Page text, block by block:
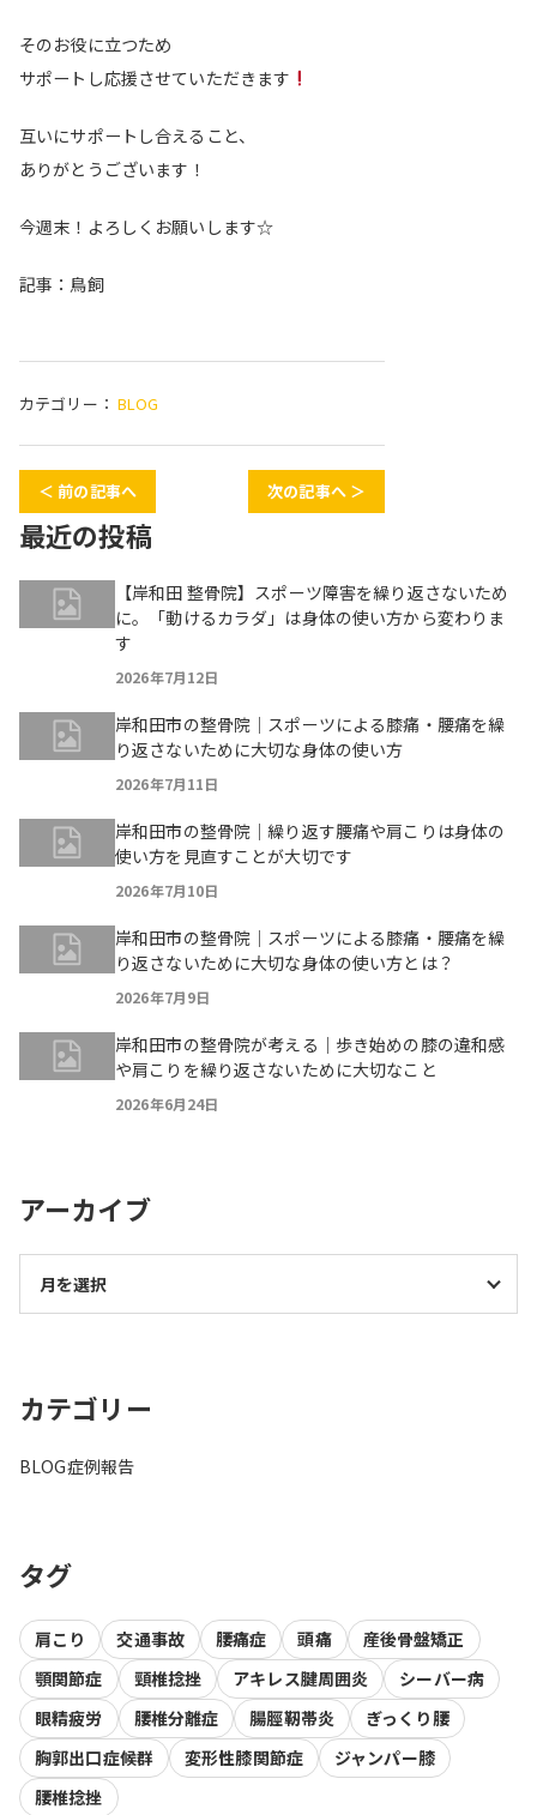
そのお役に立つため
サポートし応援させていただきます
互いにサポートし合えること、
ありがとうございます！
今週末！よろしくお願いします☆
記事：鳥飼
カテゴリー： BLOG
＜ 前の記事へ 次の記事へ ＞
最近の投稿
【岸和田 整骨院】スポーツ障害を繰り返さないため
に。「動けるカラダ」は身体の使い方から変わりま
す
2026年7月12日
岸和田市の整骨院｜スポーツによる膝痛・腰痛を繰
り返さないために大切な身体の使い方
2026年7月11日
岸和田市の整骨院｜繰り返す腰痛や肩こりは身体の
使い方を見直すことが大切です
2026年7月10日
岸和田市の整骨院｜スポーツによる膝痛・腰痛を繰
り返さないために大切な身体の使い方とは？
2026年7月9日
岸和田市の整骨院が考える｜歩き始めの膝の違和感
や肩こりを繰り返さないために大切なこと
2026年6月24日
アーカイブ
カテゴリー
BLOG症例報告
タグ
肩こり 交通事故 腰痛症 頭痛
産後骨盤矯正
顎関節症
頸椎捻挫 アキレス腱周囲炎
シーバー病
眼精疲労
腰椎分離症 腸脛靭帯炎
ぎっくり腰
胸郭出口症候群
変形性膝関節症
ジャンパー膝
腰椎捻挫